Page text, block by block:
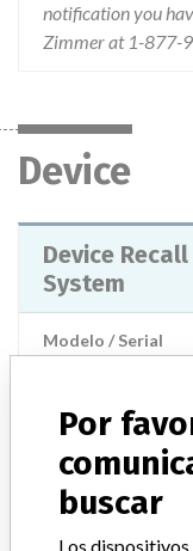
notification you
Zimmer at 1-877-
Device
Device
System
Modelo / Serial
Clasificación del
Clase de
¿Implante?
Por
buscar
Los dispositivos